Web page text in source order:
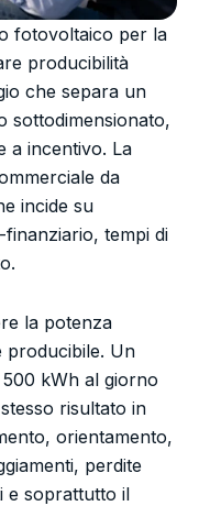
fotovoltaico per la
producibilità
che separa un
sottodimensionato,
a incentivo. La
da
incide su
tempi di
la potenza
producibile. Un
kWh al giorno
risultato in
orientamento,
perdite
e soprattutto il